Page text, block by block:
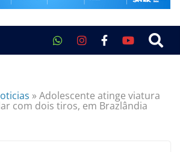
»Adolescente atinge viatura
com dois tiros, em Brazlândia